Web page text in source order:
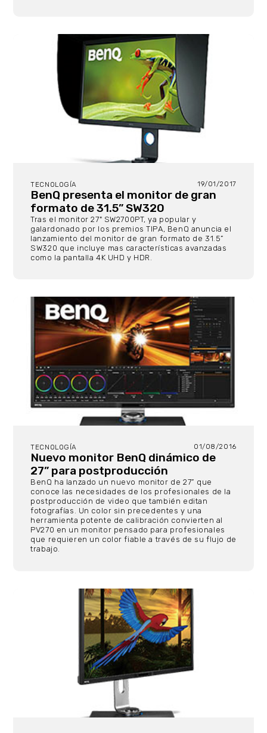
TECNOLOGÍA 19/01/2017
BenQ presenta el monitor de gran
formato de 31.5” SW320
Tras el monitor 27" SW2700PT, ya popular y
galardonado por los premios TIPA, BenQ anuncia el
lanzamiento del monitor de gran formato de 31.5”
SW320 que incluye mas características avanzadas
como la pantalla 4K UHD y HDR.
TECNOLOGÍA 01/08/2016
Nuevo monitor BenQ dinámico de
27” para postproducción
BenQ ha lanzado un nuevo monitor de 27” que
conoce las necesidades de los profesionales de la
postproducción de video que también editan
fotografías. Un color sin precedentes y una
herramienta potente de calibración convierten al
PV270 en un monitor pensado para profesionales
que requieren un color fiable a través de su flujo de
trabajo.